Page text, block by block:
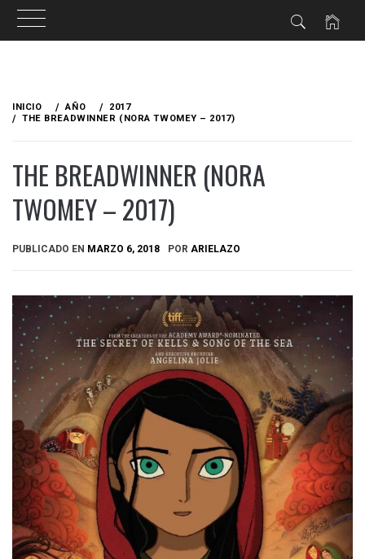
contenido
INICIO AÑO
2017
THE BREADWINNER (NORA TWOMEY – 2017)
THE BREADWINNER (NORA
TWOMEY – 2017)
PUBLICADO EN MARZO 6, 2018 POR ARIELAZO